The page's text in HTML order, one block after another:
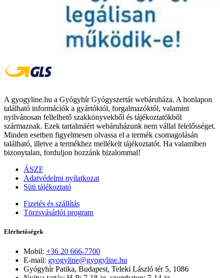
A gyogyline.hu a Gyógyhír Gyógyszertár webáruháza. A honlapon
található információk a gyártóktól, forgalmazóktól, valamint
nyilvánosan fellelhető szakkönyvekből és tájékoztatókból
származnak. Ezek tartalmáért webáruházunk nem vállal felelősséget.
Minden esetben figyelmesen olvassa el a termék csomagolásán
található, illetve a termékhez mellékelt tájékoztatót. Ha valamiben
bizonytalan, forduljon hozzánk bizalommal!
ÁSZF
Adatvédelmi nyilatkozat
Süti tájékoztató
Fizetés és szállítás
Törzsvásárlói program
Elérhetőségek
Mobil: +36 20 666-7700
E-mail: gyogyline@gyogyline.hu
Gyógyhír Patika, Budapest, Teleki László tér 5, 1086